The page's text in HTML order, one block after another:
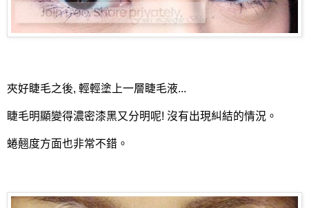
夾好睫毛之後, 輕輕塗上一層睫毛液...
睫毛明顯變得濃密漆黑又分明呢! 沒有出現糾結的情況。
蜷翹度方面也非常不錯。